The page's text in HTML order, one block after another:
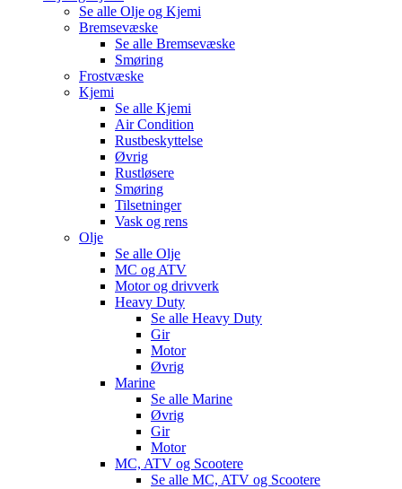
Se alle Olje og Kjemi
Bremsevæske
Se alle Bremsevæske
Smøring
Frostvæske
Kjemi
Se alle Kjemi
Air Condition
Rustbeskyttelse
Øvrig
Rustløsere
Smøring
Tilsetninger
Vask og rens
Olje
Se alle Olje
MC og ATV
Motor og drivverk
Heavy Duty
Se alle Heavy Duty
Gir
Motor
Øvrig
Marine
Se alle Marine
Øvrig
Gir
Motor
MC, ATV og Scootere
Se alle MC, ATV og Scootere